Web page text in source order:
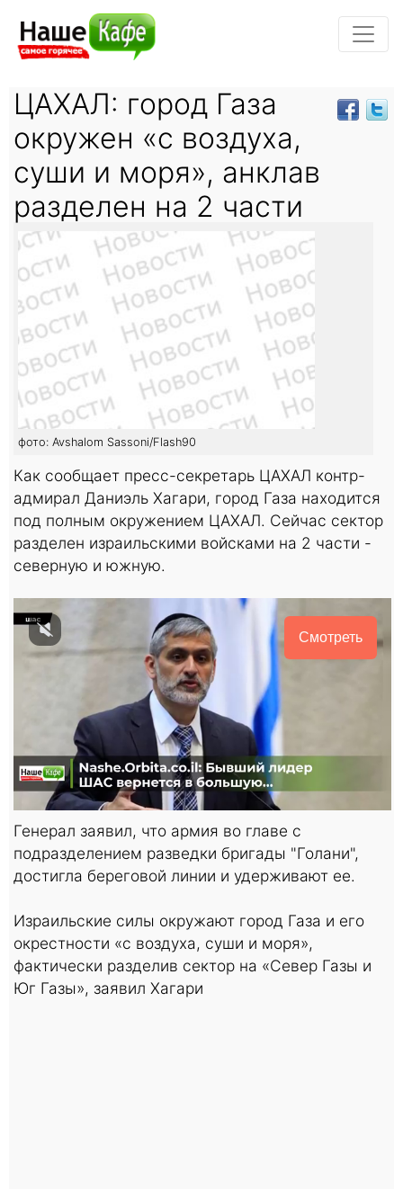
ЦАХАЛ: город Газа
окружен «с воздуха,
суши и моря», анклав
разделен на 2 части
фото: Avshalom Sassoni/Flash90
Как сообщает пресс-секретарь ЦАХАЛ контр-
адмирал Даниэль Хагари, город Газа находится
под полным окружением ЦАХАЛ. Сейчас сектор
разделен израильскими войсками на 2 части -
северную и южную.
Смотреть
Генерал заявил, что армия во главе с
подразделением разведки бригады "Голани",
достигла береговой линии и удерживают ее.
Израильские силы окружают город Газа и его
окрестности «с воздуха, суши и моря»,
фактически разделив сектор на «Север Газы и
Юг Газы», заявил Хагари